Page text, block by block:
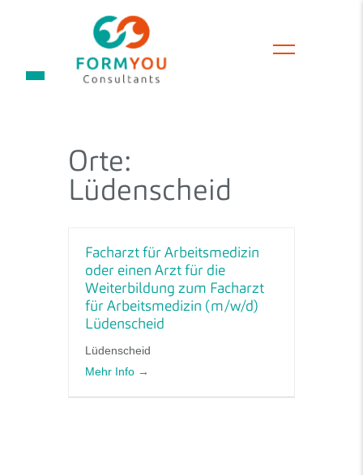
Orte:
Lüdenscheid
Facharzt für Arbeitsmedizin
oder einen Arzt für die
Weiterbildung zum Facharzt
für Arbeitsmedizin (m/w/d)
Lüdenscheid
Lüdenscheid
Mehr Info